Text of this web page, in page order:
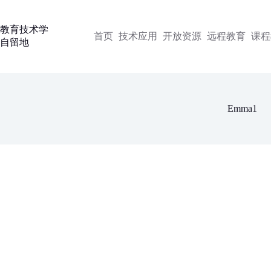
内
容
教育技术学
自留地
首页 技术应用 开放资源 远程教育 课
Emma1